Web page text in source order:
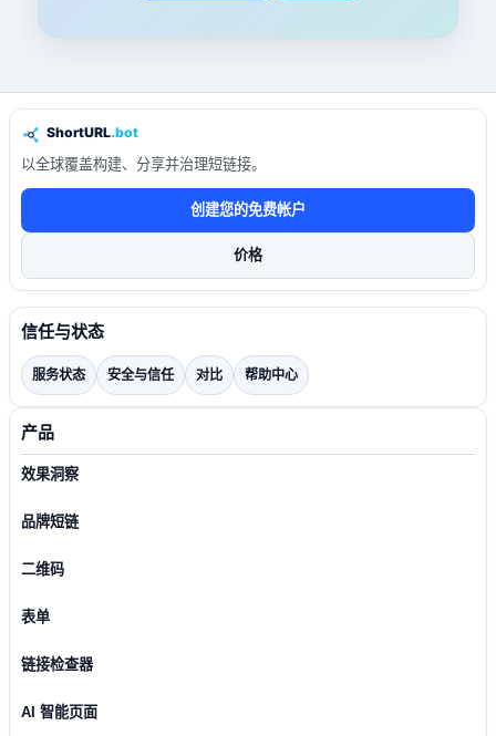
以全球覆盖构建、分享并治理短链接。
创建您的免费帐户
价格
信任与状态
服务状态 安全与信任 对比 帮助中心
产品
效果洞察
品牌短链
二维码
表单
链接检查器
AI 智能页面